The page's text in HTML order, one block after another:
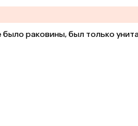
раковины, был только